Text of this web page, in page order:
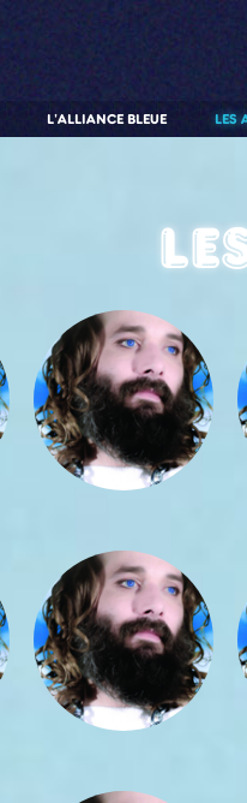
LES
L'ALLIANCE BLEUE